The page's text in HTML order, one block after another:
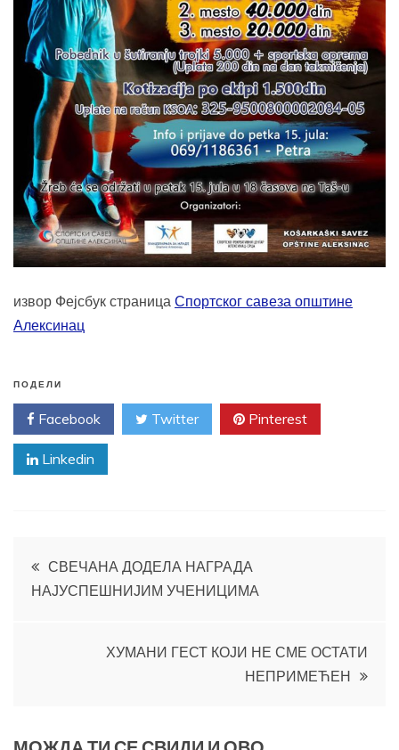
извор Фејсбук страница Спортског савеза општине
Алексинац
ПОДЕЛИ
Facebook Twitter Pinterest
Linkedin
Кретање
чланка
СВЕЧАНА ДОДЕЛА НАГРАДА
НАЈУСПЕШНИЈИМ УЧЕНИЦИМА
ХУМАНИ ГЕСТ КОЈИ НЕ СМЕ ОСТАТИ
НЕПРИМЕЋЕН